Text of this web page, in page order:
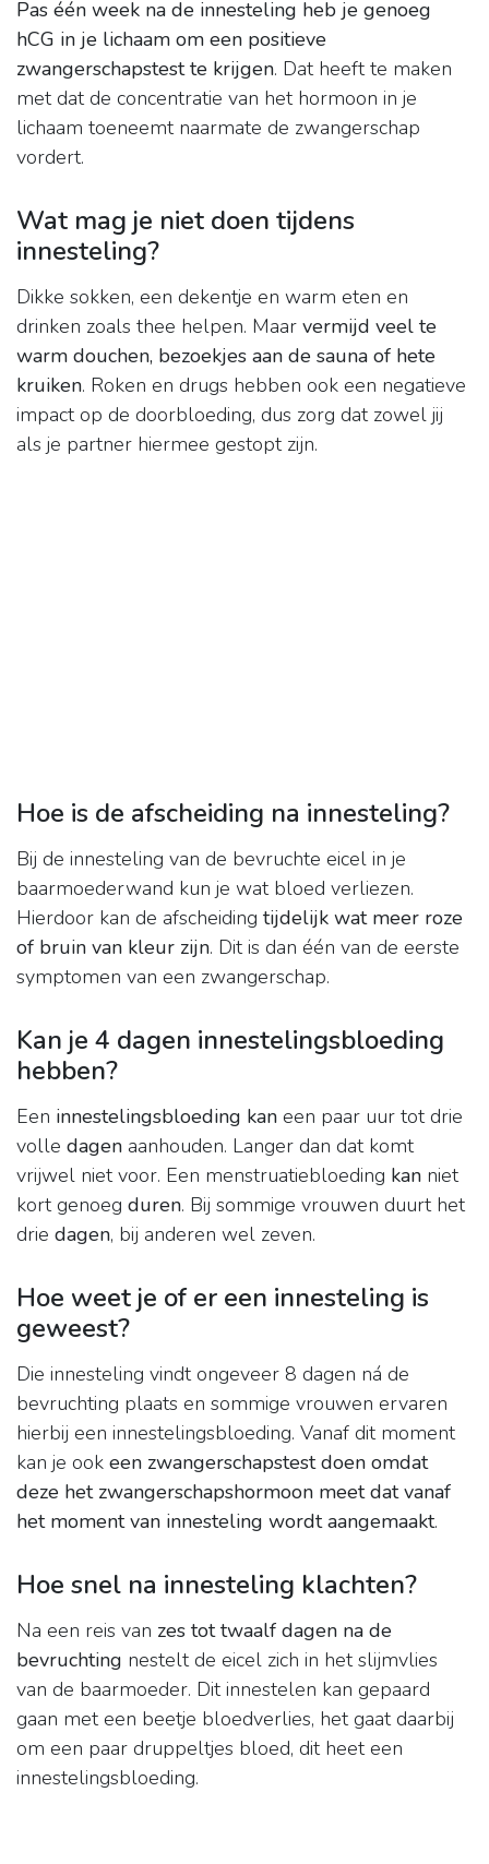
Pas één week na de innesteling heb je genoeg
hCG in je lichaam om een positieve
zwangerschapstest te krijgen. Dat heeft te maken
met dat de concentratie van het hormoon in je
lichaam toeneemt naarmate de zwangerschap
vordert.
Wat mag je niet doen tijdens
innesteling?
Dikke sokken, een dekentje en warm eten en
drinken zoals thee helpen. Maar vermijd veel te
warm douchen, bezoekjes aan de sauna of hete
kruiken. Roken en drugs hebben ook een negatieve
impact op de doorbloeding, dus zorg dat zowel jij
als je partner hiermee gestopt zijn.
Hoe is de afscheiding na innesteling?
Bij de innesteling van de bevruchte eicel in je
baarmoederwand kun je wat bloed verliezen.
Hierdoor kan de afscheiding tijdelijk wat meer roze
of bruin van kleur zijn. Dit is dan één van de eerste
symptomen van een zwangerschap.
Kan je 4 dagen innestelingsbloeding
hebben?
Een innestelingsbloeding kan een paar uur tot drie
volle dagen aanhouden. Langer dan dat komt
vrijwel niet voor. Een menstruatiebloeding kan niet
kort genoeg duren. Bij sommige vrouwen duurt het
drie dagen, bij anderen wel zeven.
Hoe weet je of er een innesteling is
geweest?
Die innesteling vindt ongeveer 8 dagen ná de
bevruchting plaats en sommige vrouwen ervaren
hierbij een innestelingsbloeding. Vanaf dit moment
kan je ook een zwangerschapstest doen omdat
deze het zwangerschapshormoon meet dat vanaf
het moment van innesteling wordt aangemaakt.
Hoe snel na innesteling klachten?
Na een reis van zes tot twaalf dagen na de
bevruchting nestelt de eicel zich in het slijmvlies
van de baarmoeder. Dit innestelen kan gepaard
gaan met een beetje bloedverlies, het gaat daarbij
om een paar druppeltjes bloed, dit heet een
innestelingsbloeding.